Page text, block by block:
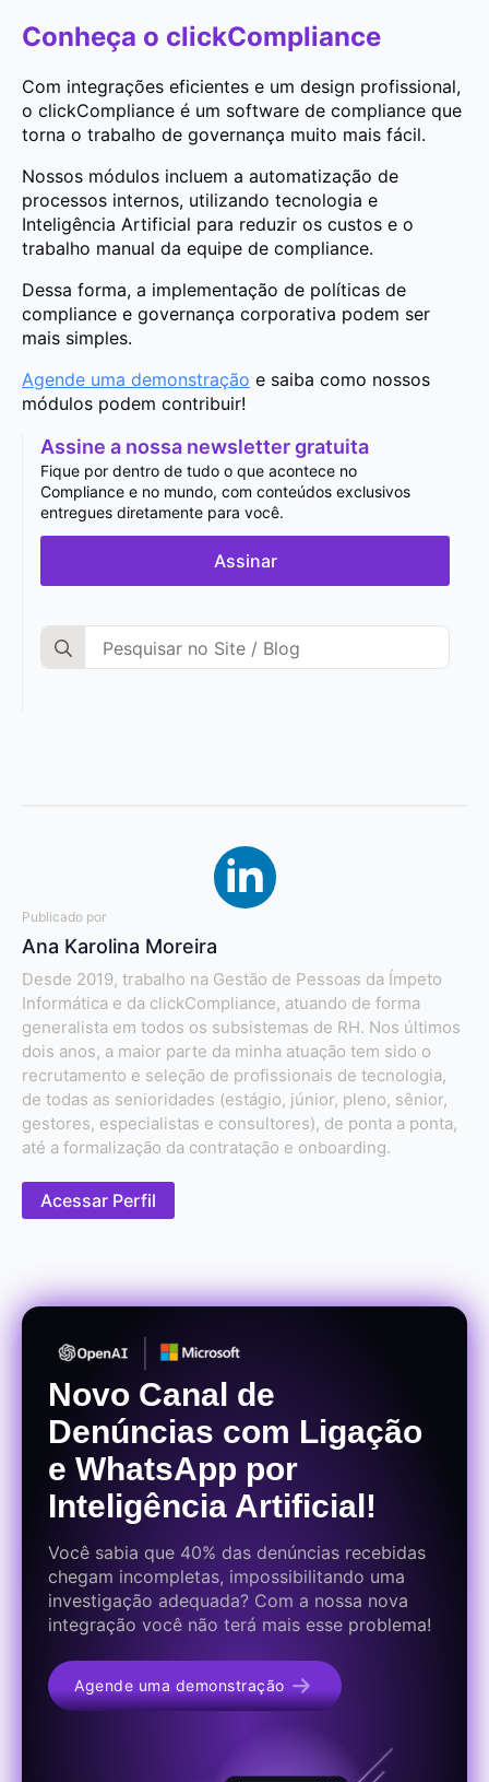
Conheça o clickCompliance
Com integrações eficientes e um design profissional,
o clickCompliance é um software de compliance que
torna o trabalho de governança muito mais fácil.
Nossos módulos incluem a automatização de
processos internos, utilizando tecnologia e
Inteligência Artificial para reduzir os custos e o
trabalho manual da equipe de compliance.
Dessa forma, a implementação de políticas de
compliance e governança corporativa podem ser
mais simples.
Agende uma demonstração e saiba como nossos
módulos podem contribuir!
Assine a nossa newsletter gratuita
Fique por dentro de tudo o que acontece no
Compliance e no mundo, com conteúdos exclusivos
entregues diretamente para você.
Assinar
Search
for:
Publicado por
Ana Karolina Moreira
Desde 2019, trabalho na Gestão de Pessoas da Ímpeto
Informática e da clickCompliance, atuando de forma
generalista em todos os subsistemas de RH. Nos últimos
dois anos, a maior parte da minha atuação tem sido o
recrutamento e seleção de profissionais de tecnologia,
de todas as senioridades (estágio, júnior, pleno, sênior,
gestores, especialistas e consultores), de ponta a ponta,
até a formalização da contratação e onboarding.
Acessar Perfil
Novo Canal de
Denúncias com Ligação
e WhatsApp por
Inteligência Artificial!
Você sabia que 40% das denúncias recebidas
chegam incompletas, impossibilitando uma
investigação adequada? Com a nossa nova
integração você não terá mais esse problema!
Agende uma demonstração